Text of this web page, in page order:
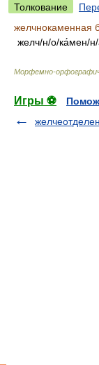
Толкование
желчнокаменная
желч/н/о/ка́мен/н/
Морфемно-
Игры ⚽